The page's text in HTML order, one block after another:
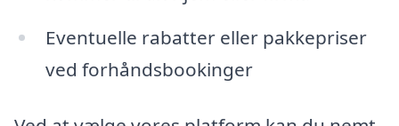
Eventuelle rabatter eller pakkepriser
ved forhåndsbookinger